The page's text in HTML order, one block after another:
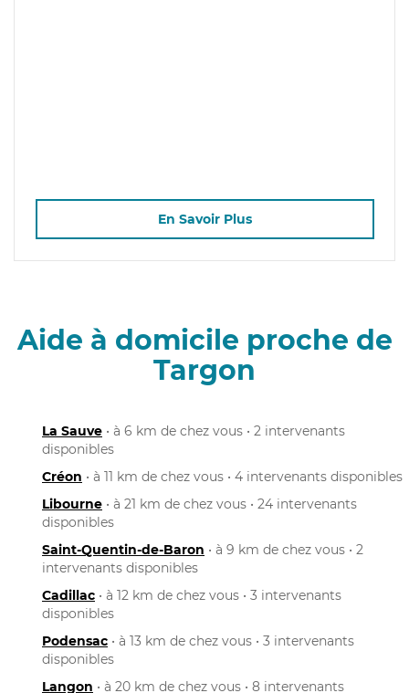
En Savoir Plus
Aide à domicile proche de
Targon
La Sauve • à 6 km de chez vous • 2 intervenants
disponibles
Créon • à 11 km de chez vous • 4 intervenants disponibles
Libourne • à 21 km de chez vous • 24 intervenants
disponibles
Saint-Quentin-de-Baron • à 9 km de chez vous • 2
intervenants disponibles
Cadillac • à 12 km de chez vous • 3 intervenants
disponibles
Podensac • à 13 km de chez vous • 3 intervenants
disponibles
Langon • à 20 km de chez vous • 8 intervenants